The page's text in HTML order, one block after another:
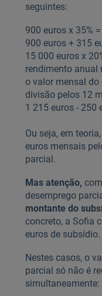
seguintes:
900 euros x 35%
900 euros + 315
15 000 euros x
rendimento anual
o valor mensal do
divisão pelos 12
1 215 euros - 250
Ou seja, em
euros mensais
parcial.
Mas atenção,
desemprego
montante do
concreto, a Sofia
euros de subsídio.
Nestes casos, o
parcial só não é
simultaneamente: